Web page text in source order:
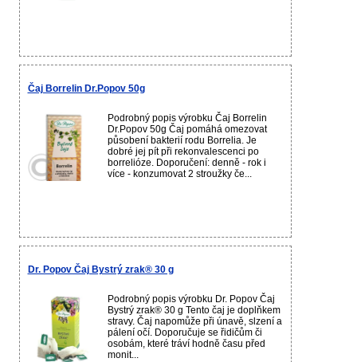
Čaj Borrelin Dr.Popov 50g
Podrobný popis výrobku Čaj Borrelin
Dr.Popov 50g Čaj pomáhá omezovat
působení bakterií rodu Borrelia. Je
dobré jej pít při rekonvalescenci po
borrelióze. Doporučení: denně - rok i
více - konzumovat 2 stroužky če...
Dr. Popov Čaj Bystrý zrak® 30 g
Podrobný popis výrobku Dr. Popov Čaj
Bystrý zrak® 30 g Tento čaj je doplňkem
stravy. Čaj napomůže při únavě, slzení a
pálení očí. Doporučuje se řidičům či
osobám, které tráví hodně času před
monit...